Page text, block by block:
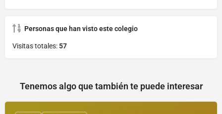
Personas que han visto este colegio
Visitas totales: 57
Tenemos algo que también te puede interesar